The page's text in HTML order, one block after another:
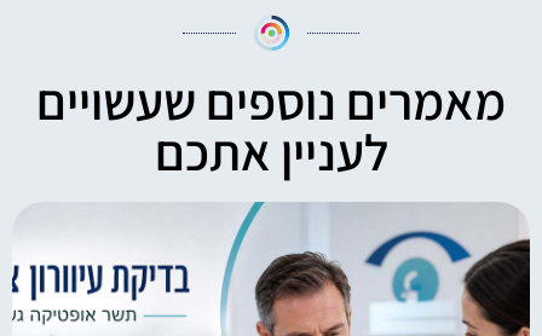
מאמרים נוספים שעשויים
לעניין אתכם